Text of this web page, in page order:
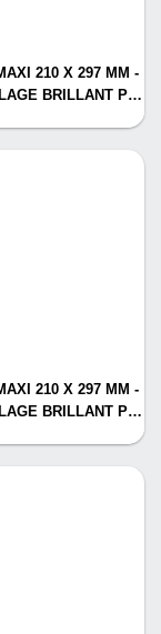
210 X 297 MM -
BRILLANT P…
210 X 297 MM -
BRILLANT P…